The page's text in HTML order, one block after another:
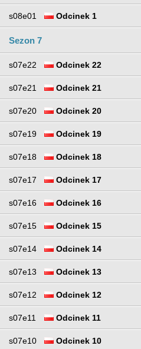
s08e01 Odcinek 1
Sezon 7
s07e22 Odcinek 22
s07e21 Odcinek 21
s07e20 Odcinek 20
s07e19 Odcinek 19
s07e18 Odcinek 18
s07e17 Odcinek 17
s07e16 Odcinek 16
s07e15 Odcinek 15
s07e14 Odcinek 14
s07e13 Odcinek 13
s07e12 Odcinek 12
s07e11 Odcinek 11
s07e10 Odcinek 10